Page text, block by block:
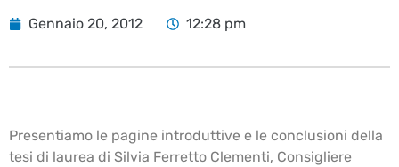
Gennaio 20, 2012 12:28 pm
Presentiamo le pagine introduttive e le conclusioni della
tesi di laurea di Silvia Ferretto Clementi, Consigliere